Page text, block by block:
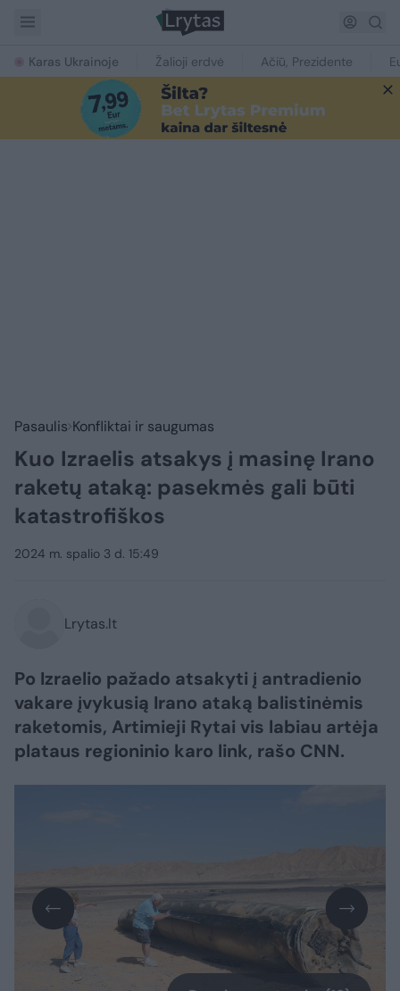
Karas Ukrainoje Žalioji erdvė Ačiū, Prezidente
Pasaulis Konfliktai ir saugumas
Kuo Izraelis atsakys į masinę Irano
raketų ataką: pasekmės gali būti
katastrofiškos
2024 m. spalio 3 d. 15:49
Lrytas.lt
Po Izraelio pažado atsakyti į antradienio
vakare įvykusią Irano ataką balistinėmis
raketomis, Artimieji Rytai vis labiau artėja
plataus regioninio karo link, rašo CNN.